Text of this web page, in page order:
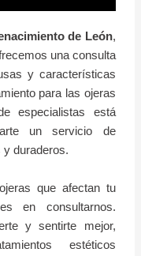
de León,
una consulta
y características
para las ojeras
especialistas está
un servicio de
y duraderos.
que afectan tu
en consultarnos.
y sentirte mejor,
estéticos